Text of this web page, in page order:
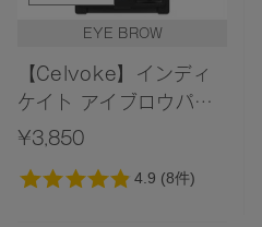
EYE BROW
【Celvoke】インディ
ケイト アイブロウパウ
ダー 12＜2026 SS
¥3,850